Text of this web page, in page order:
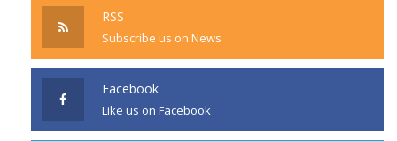
RSS
Subscribe us on News
Facebook
Like us on Facebook